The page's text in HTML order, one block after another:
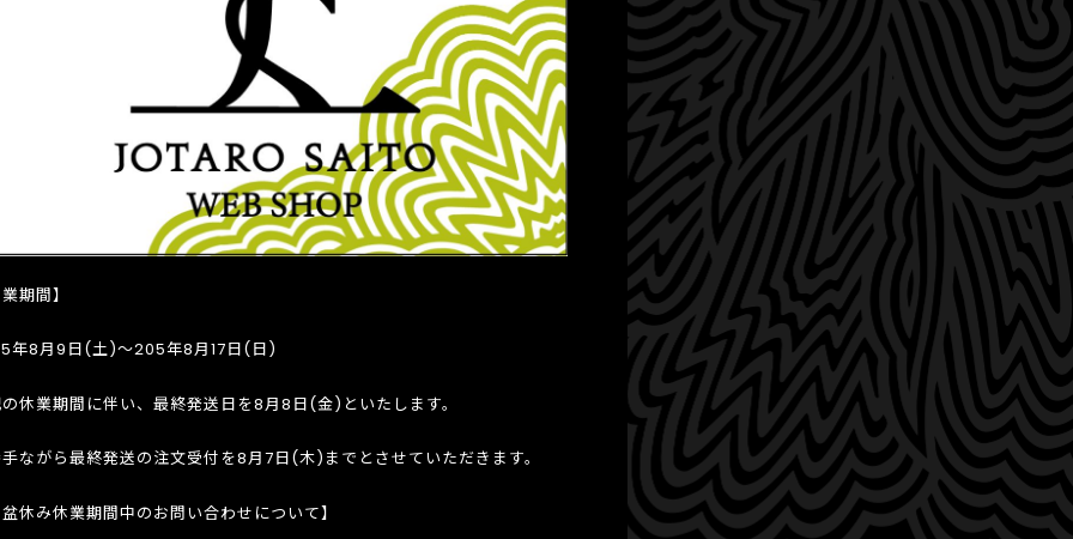
期間】
年8月9日(土)～205年8月17日(日)
休業期間に伴い、最終発送日を8月8日(金)といたします。
ながら最終発送の注文受付を8月7日(木)までとさせていただきます。
休み休業期間中のお問い合わせについて】